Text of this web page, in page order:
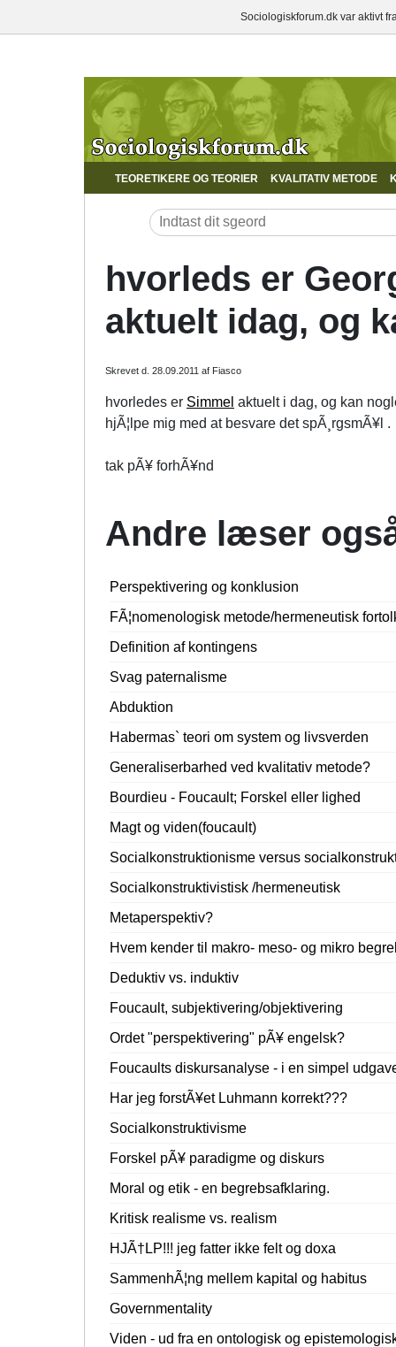
Sociologiskforum.dk var aktivt
TEORETIKERE OG TEORIER KVALITATIV METODE
hvorleds er
aktuelt idag, og
Skrevet d. 28.09.2011 af Fiasco
hvorledes er Simmel aktuelt i dag, og kan
hjÃ¦lpe mig med at besvare det spÃ¸rgsmÃ¥l .
tak pÃ¥ forhÃ¥nd
Andre læser
Perspektivering og konklusion
FÃ¦nomenologisk metode/hermeneutisk
Definition af kontingens
Svag paternalisme
Abduktion
Habermas` teori om system og livsverden
Generaliserbarhed ved kvalitativ metode?
Bourdieu - Foucault; Forskel eller lighed
Magt og viden(foucault)
Socialkonstruktionisme versus
Socialkonstruktivistisk /hermeneutisk
Metaperspektiv?
Hvem kender til makro- meso- og mikro
Deduktiv vs. induktiv
Foucault, subjektivering/objektivering
Ordet "perspektivering" pÃ¥ engelsk?
Foucaults diskursanalyse - i en simpel
Har jeg forstÃ¥et Luhmann korrekt???
Socialkonstruktivisme
Forskel pÃ¥ paradigme og diskurs
Moral og etik - en begrebsafklaring.
Kritisk realisme vs. realism
HJÃ†LP!!! jeg fatter ikke felt og doxa
SammenhÃ¦ng mellem kapital og habitus
Governmentality
Viden - ud fra en ontologisk og